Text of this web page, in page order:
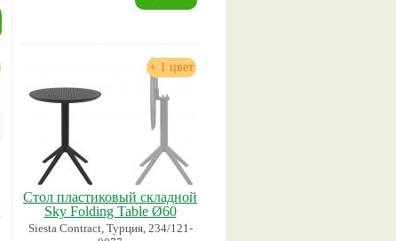
+ 1 цвет
Стол пластиковый складной
Sky Folding Table Ø60
Siesta Contract, Турция, 234/121-